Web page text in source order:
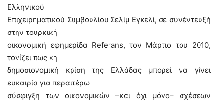
Ελληνικού
Επιχειρηματικού Συμβουλίου Σελίμ Εγκελί, σε συνέντευξή
στην τουρκική
οικονομική εφημερίδα Referans, τον Μάρτιο του 2010,
τονίζει πως «η
δημοσιονομική κρίση της Ελλάδας μπορεί να γίνει
ευκαιρία για περαιτέρω
σύσφιγξη των οικονομικών –και όχι μόνο– σχέσεων